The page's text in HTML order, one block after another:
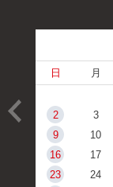
日 月
2
3
9
10
16
17
23
24